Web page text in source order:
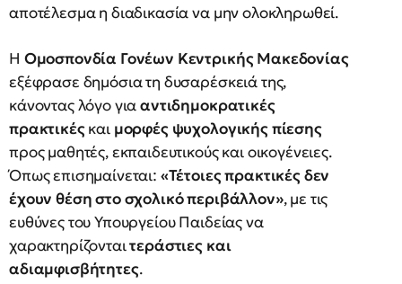
αποτέλεσμα η διαδικασία να μην ολοκληρωθεί.
Η Ομοσπονδία Γονέων Κεντρικής Μακεδονίας
εξέφρασε δημόσια τη δυσαρέσκειά της,
κάνοντας λόγο γιααντιδημοκρατικές
πρακτικέςκαι μορφές ψυχολογικής πίεσης
προς μαθητές, εκπαιδευτικούς και οικογένειες.
Όπως επισημαίνεται: «Τέτοιες πρακτικές δεν
έχουν θέση στο σχολικό περιβάλλον», με τις
ευθύνες του Υπουργείου Παιδείας να
χαρακτηρίζονταιτεράστιες και
αδιαμφισβήτητες.